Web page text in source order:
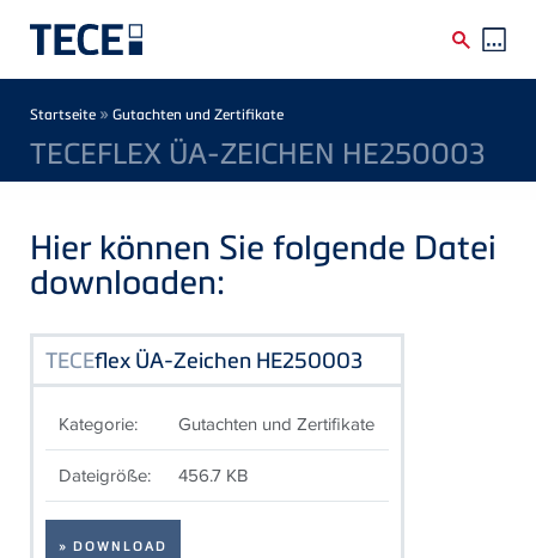
Breadcrumb
Startseite » Gutachten und Zertifikate
TECEFLEX ÜA-ZEICHEN HE250003
Hier können Sie folgende Datei
downloaden:
TECEflex ÜA-Zeichen HE250003
Kategorie: Gutachten und Zertifikate
Dateigröße: 456.7 KB
» DOWNLOAD